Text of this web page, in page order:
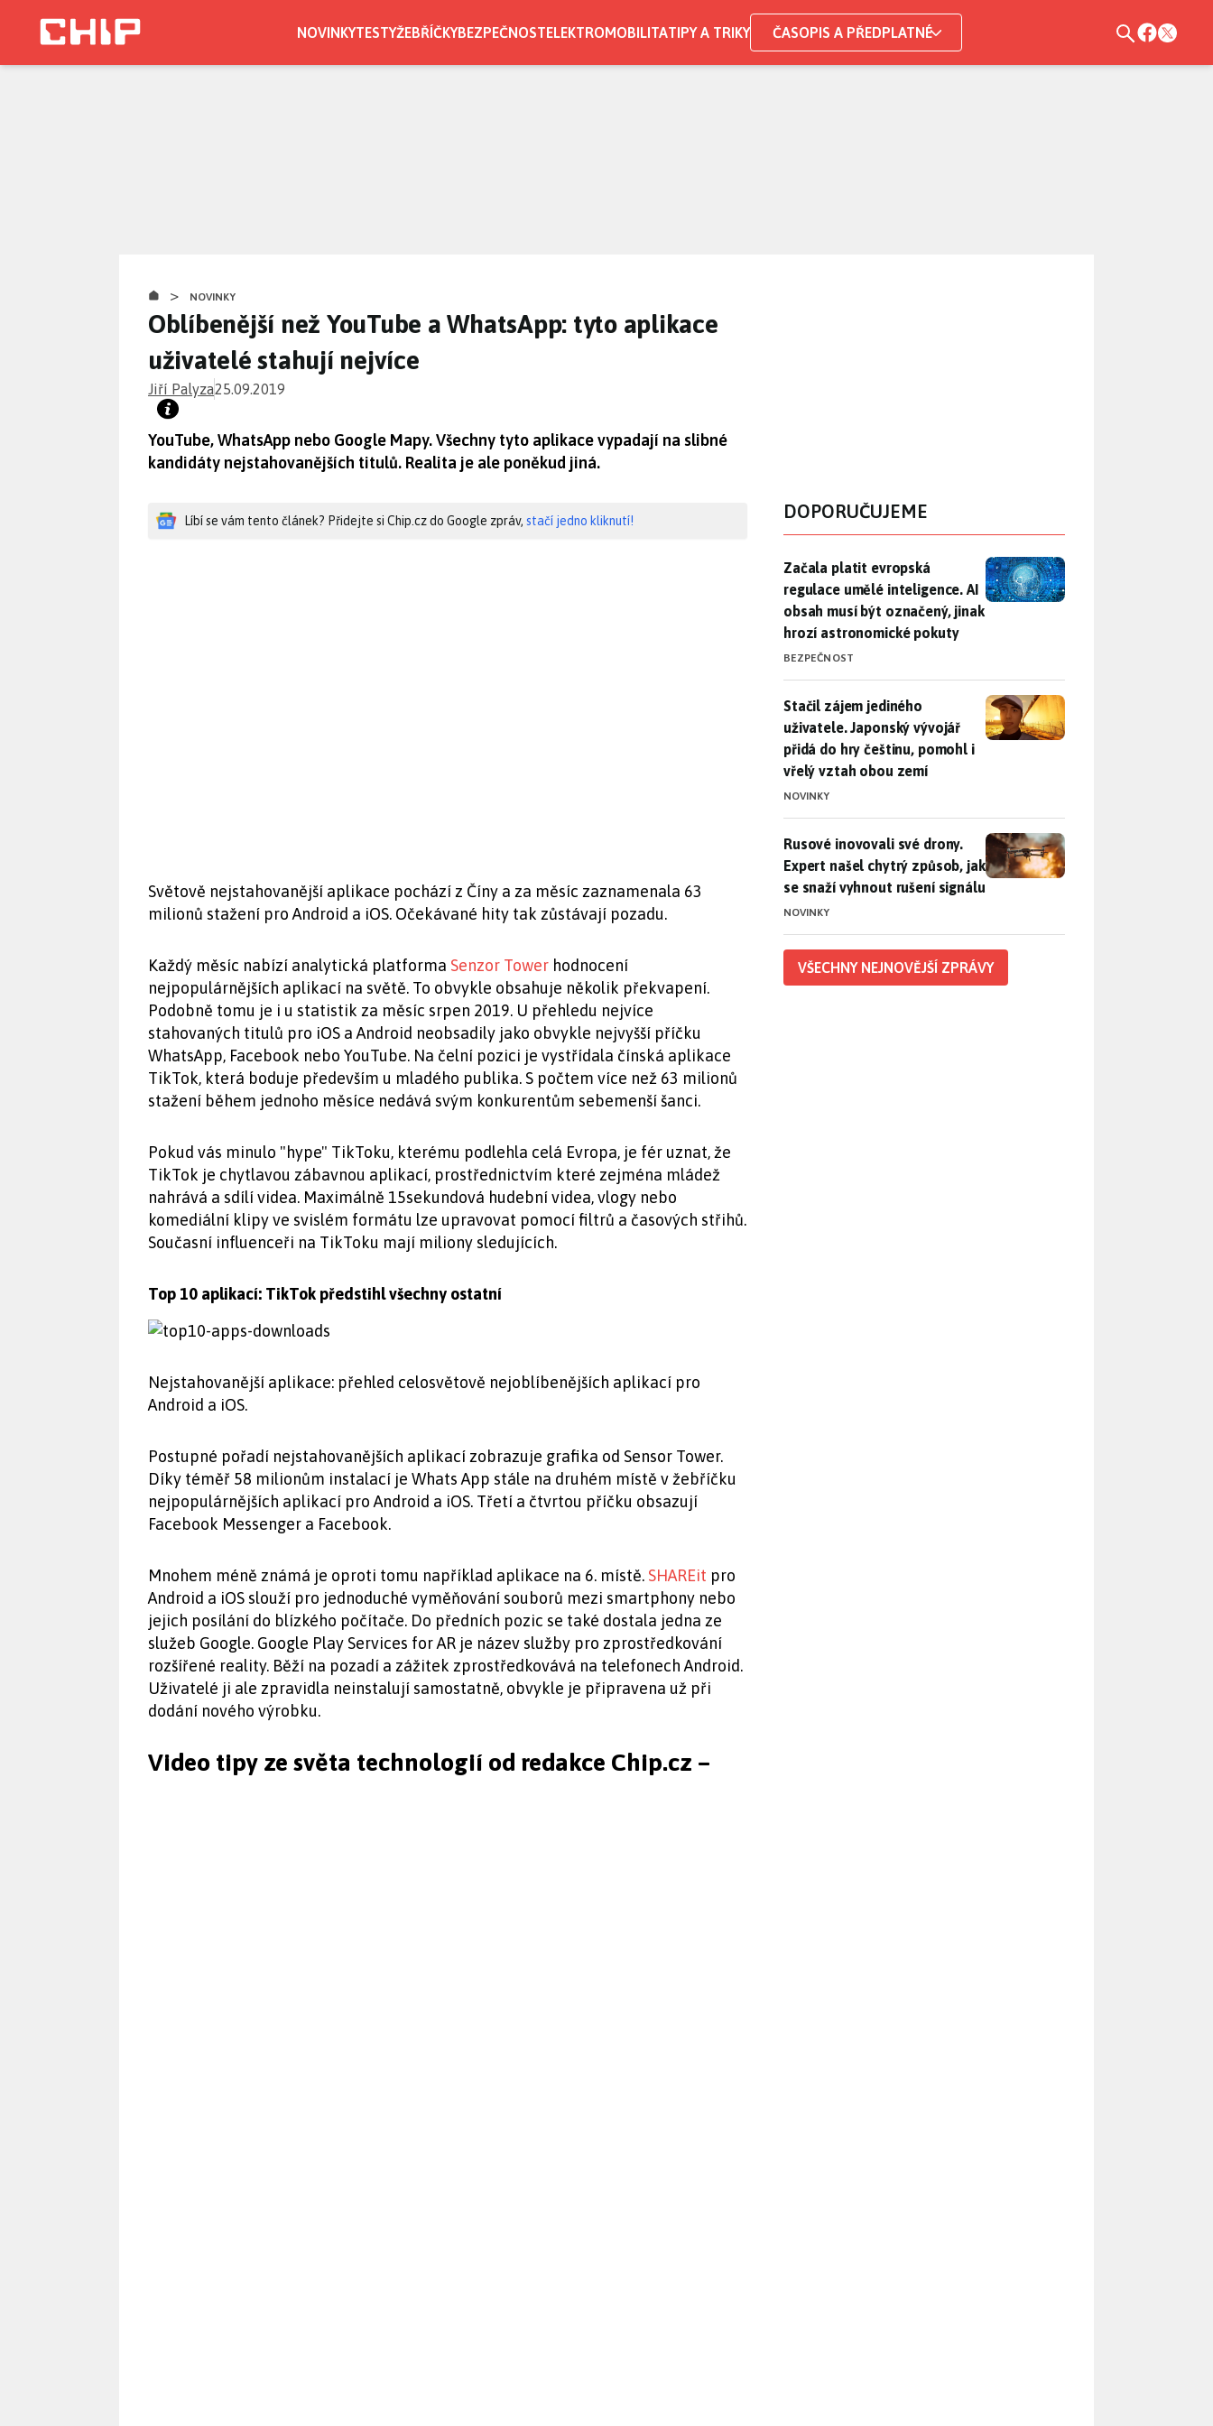
NOVINKYTESTYŽEBŘÍČKYBEZPEČNOSTELEKTROMOBILITATIPY A TRIKY ČASOPIS A PŘEDPLATNÉ
> NOVINKY
Oblíbenější než YouTube a WhatsApp: tyto aplikace
uživatelé stahují nejvíce
Jiří Palyza25.09.2019
YouTube, WhatsApp nebo Google Mapy. Všechny tyto aplikace vypadají na slibné
kandidáty nejstahovanějších titulů. Realita je ale poněkud jiná.
Líbí se vám tento článek? Přidejte si Chip.cz do Google zpráv, stačí jedno kliknutí!
Světově nejstahovanější aplikace pochází z Číny a za měsíc zaznamenala 63
milionů stažení pro Android a iOS. Očekávané hity tak zůstávají pozadu.
Každý měsíc nabízí analytická platforma Senzor Tower hodnocení
nejpopulárnějších aplikací na světě. To obvykle obsahuje několik překvapení.
Podobně tomu je i u statistik za měsíc srpen 2019. U přehledu nejvíce
stahovaných titulů pro iOS a Android neobsadily jako obvykle nejvyšší příčku
WhatsApp, Facebook nebo YouTube. Na čelní pozici je vystřídala čínská aplikace
TikTok, která boduje především u mladého publika. S počtem více než 63 milionů
stažení během jednoho měsíce nedává svým konkurentům sebemenší šanci.
Pokud vás minulo "hype" TikToku, kterému podlehla celá Evropa, je fér uznat, že
TikTok je chytlavou zábavnou aplikací, prostřednictvím které zejména mládež
nahrává a sdílí videa. Maximálně 15sekundová hudební videa, vlogy nebo
komediální klipy ve svislém formátu lze upravovat pomocí filtrů a časových střihů.
Současní influenceři na TikToku mají miliony sledujících.
Top 10 aplikací: TikTok předstihl všechny ostatní
Nejstahovanější aplikace: přehled celosvětově nejoblíbenějších aplikací pro
Android a iOS.
Postupné pořadí nejstahovanějších aplikací zobrazuje grafika od Sensor Tower.
Díky téměř 58 milionům instalací je Whats App stále na druhém místě v žebříčku
nejpopulárnějších aplikací pro Android a iOS. Třetí a čtvrtou příčku obsazují
Facebook Messenger a Facebook.
Mnohem méně známá je oproti tomu například aplikace na 6. místě. SHAREit pro
Android a iOS slouží pro jednoduché vyměňování souborů mezi smartphony nebo
jejich posílání do blízkého počítače. Do předních pozic se také dostala jedna ze
služeb Google. Google Play Services for AR je název služby pro zprostředkování
rozšířené reality. Běží na pozadí a zážitek zprostředkovává na telefonech Android.
Uživatelé ji ale zpravidla neinstalují samostatně, obvykle je připravena už při
dodání nového výrobku.
Video tipy ze světa technologií od redakce Chip.cz –
DOPORUČUJEME
Začala platit evropská regulace umělé inteligence. AI obsah
Začala platit evropská
regulace umělé inteligence. AI
obsah musí být označený, jinak
hrozí astronomické pokuty
BEZPEČNOST
Stačil zájem jediného uživatele. Japonský vývojář přidá do hry
Stačil zájem jediného
uživatele. Japonský vývojář
přidá do hry češtinu, pomohl i
vřelý vztah obou zemí
NOVINKY
Rusové inovovali své drony. Expert našel chytrý způsob, jak se
Rusové inovovali své drony.
Expert našel chytrý způsob, jak
se snaží vyhnout rušení signálu
NOVINKY
VŠECHNY NEJNOVĚJŠÍ ZPRÁVY